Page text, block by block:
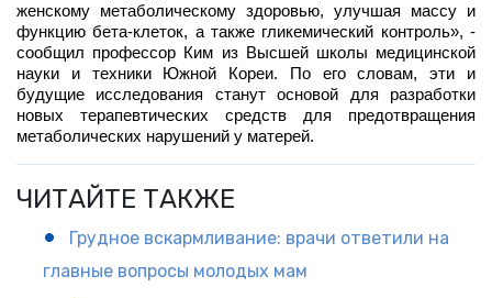
женскому метаболическому здоровью, улучшая массу и
функцию бета-клеток, а также гликемический контроль», -
сообщил профессор Ким из Высшей школы медицинской
науки и техники Южной Кореи. По его словам, эти и
будущие исследования станут основой для разработки
новых терапевтических средств для предотвращения
метаболических нарушений у матерей.
ЧИТАЙТЕ ТАКЖЕ
Грудное вскармливание: врачи ответили на
главные вопросы молодых мам